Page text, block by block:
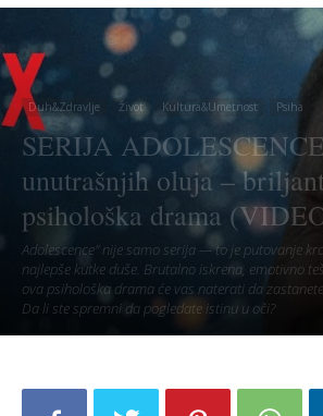
Duh&Zdravlje Život Kultura&Umetnost Psiha
SERIJA
unutrašnjih oluja –
psihološka drama
Adolescence" nije samo serija — to je putovanje
najlepše kutke duše. Brutalno iskrena, emotivno
ova psihološka drama će vas naterati da
Da li ste spremni da pogledate istinu u oči?